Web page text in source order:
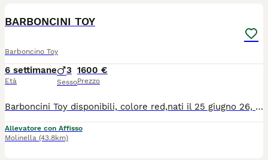
BARBONCINI TOY
Barboncino Toy
6 settimane
Età
3
Sesso
1600 €
Prezzo
Barboncini Toy disponibili, colore red,nati il 25 giugno 26, disponibili presso il nostro piccolo allevamento amatoriale NO PEDIGREE
Allevatore con Affisso
Molinella (43.8km)